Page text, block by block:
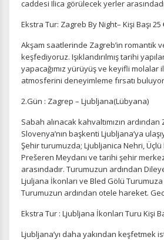
caddesi Ilica görülecek yerler
Ekstra Tur: Zagreb By Night– Kişi Başı 25
Akşam saatlerinde Zagreb’in romantik
keşfediyoruz. Işıklandırılmış tarihi
yapacağımız yürüyüş ve keyifli molalar
atmosferini deneyimleme fırsatı
2.Gün : Zagrep – Ljubljana(Lübyana)
Sabah alınacak kahvaltımızın
Slovenya’nın başkenti Ljubljana’ya
Şehir turumuzda; Ljubljanica Nehri,
Prešeren Meydanı ve tarihi şehir
arasındadır. Turumuzun ardından
Ljuljana İkonları ve Bled Gölü
Turumuzun ardından otele hareket.
Ekstra Tur : Ljubljana İkonları Turu Kişi
Ljubljana’yı daha yakından keşfetmek